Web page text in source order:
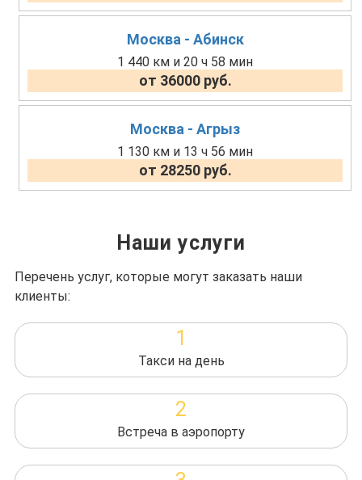
Москва - Абинск
1 440 км и 20 ч 58 мин
от 36000 руб.
Москва - Агрыз
1 130 км и 13 ч 56 мин
от 28250 руб.
Наши услуги
Перечень услуг, которые могут заказать наши
клиенты:
1
Такси на день
2
Встреча в аэропорту